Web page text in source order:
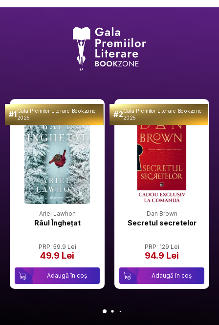
#1Gala Premilor Literare Bookzone
2025
Ariel Lawhon
Râul Înghețat
PRP: 59.9 Lei
49.9 Lei
Adaugă în coș
#2Gala Premilor Literare Bookzone
2025
Dan Brown
Secretul secretelor
PRP: 129 Lei
94.9 Lei
Adaugă în coș